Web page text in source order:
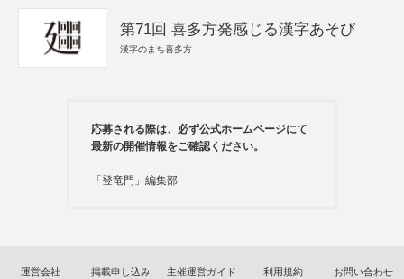
第71回 喜多方発感じる漢字あそび
漢字のまち喜多方
応募される際は、必ず公式ホームページにて
最新の開催情報をご確認ください。
「登竜門」編集部
運営会社 掲載申し込み 主催運営ガイド 利用規約 お問い合わせ